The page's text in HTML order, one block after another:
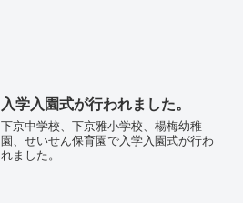
入学入園式が行われました。
下京中学校、下京雅小学校、楊梅幼稚
園、せいせん保育園で入学入園式が行わ
れました。